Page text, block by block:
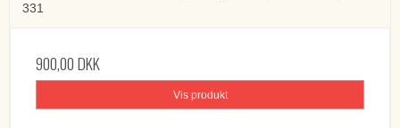
331
900,00 DKK
Vis produkt